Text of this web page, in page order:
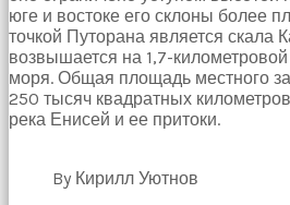
gördüğümde
memelerinin
fotoğrafını
selfie
çekerken
yakaladım
юге и востоке его склоны более
точкой Путорана является скала
возвышается на 1,7-
моря. Общая площадь местного
250 тысяч квадратных
река Енисей и ее притоки.
By Кирилл Уютнов